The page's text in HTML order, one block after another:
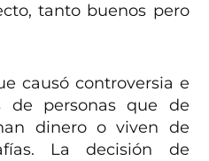
tanto buenos pero
causó controversia e
personas que de
dinero o viven de
La decisión de